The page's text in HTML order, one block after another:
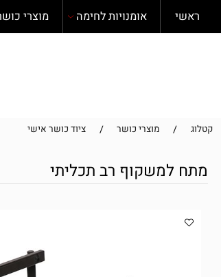
אומנויות לחימה מוצרי כושר
/ מוצרי כושר / ציוד כושר אישי
למשקוף רב תכליתי